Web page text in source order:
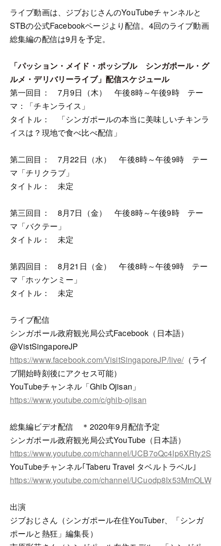
ライブ動画は、ジブおじさんのYouTubeチャンネルと
STBの公式Facebookページより配信。4回のライブ動画
総集編の配信は9月を予定。
「パッション・メイド・ポッシブル シンガポール・グ
ルメ・デリバリーライブ」配信スケジュール
第一回目： 7月9日（木） 午後8時～午後9時 テー
マ：「チキンライス」
タイトル： 「シンガポールの本当に美味しいチキンラ
イスは？現地で食べ比べ配信」
第二回目： 7月22日（水） 午後8時～午後9時 テー
マ「チリクラブ」
タイトル： 未定
第三回目： 8月7日（金） 午後8時～午後9時 テー
マ「バクテー」
タイトル： 未定
第四回目： 8月21日（金） 午後8時～午後9時 テー
マ「ホッケンミー」
タイトル： 未定
ライブ配信
シンガポール政府観光局公式Facebook（日本語）
@VistSingaporeJP
https://www.facebook.com/VisitSingaporeJP/live/（ライ
ブ開始時刻後にアクセス可能）
YouTubeチャンネル「Ghib Ojisan」
https://www.youtube.com/c/ghib-ojisan
総集編ビデオ配信 ＊2020年9月配信予定
シンガポール政府観光局公式YouTube（日本語）
https://www.youtube.com/channel/
YouTubeチャンネル｢Taberu Travel タベルトラベル｣
https://www.youtube.com/channel/
出演
ジブおじさん（シンガポール在住YouTuber、「シンガ
ポールと熱狂」編集長）